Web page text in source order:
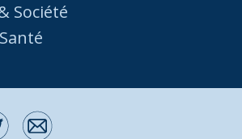
Société